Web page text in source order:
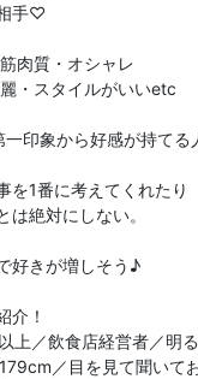
手♡
肉質・オシャレ
・スタイルがいいetc
印象から好感が持てる
を1番に考えてくれたり
は絶対にしない。
好きが増しそう♪
介！
上／飲食店経営者／明
／目を見て聞いて